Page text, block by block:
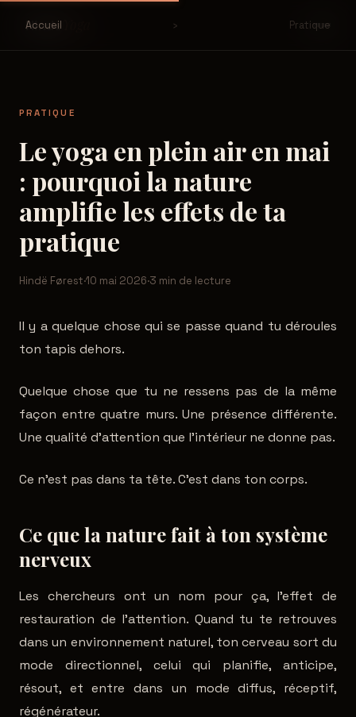
Hinde
Accueil › Pratique
PRATIQUE
Le yoga en plein air en mai
: pourquoi la nature
amplifie les effets de ta
pratique
Hindë Førest·10 mai 2026·3 min de lecture
Il y a quelque chose qui se passe quand tu déroules
ton tapis dehors.
Quelque chose que tu ne ressens pas de la même
façon entre quatre murs. Une présence différente.
Une qualité d'attention que l'intérieur ne donne pas.
Ce n'est pas dans ta tête. C'est dans ton corps.
Ce que la nature fait à ton système
nerveux
Les chercheurs ont un nom pour ça, l'effet de
restauration de l'attention. Quand tu te retrouves
dans un environnement naturel, ton cerveau sort du
mode directionnel, celui qui planifie, anticipe,
résout, et entre dans un mode diffus, réceptif,
régénérateur.